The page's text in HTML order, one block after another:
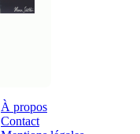
À propos
Contact